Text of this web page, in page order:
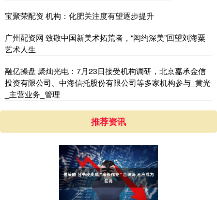
宝聚荣配资 机构：化肥关注度有望逐步提升
广州配资网 致敬中国新美术拓荒者，“闳约深美”回望刘海粟
艺术人生
融亿操盘 聚灿光电：7月23日接受机构调研，北京嘉承金信
投资有限公司、中海信托股份有限公司等多家机构参与_黄光
_主营业务_管理
推荐资讯